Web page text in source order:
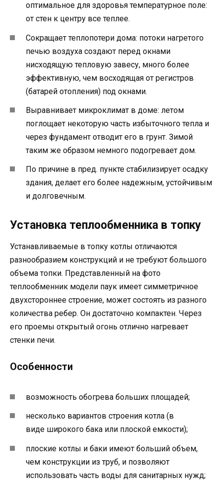
оптимальное для здоровья температурное поле:
от стен к центру все теплее.
Сокращает теплопотери дома: потоки нагретого
печью воздуха создают перед окнами
нисходящую тепловую завесу, много более
эффективную, чем восходящая от регистров
(батарей отопления) под окнами.
Выравнивает микроклимат в доме: летом
поглощает некоторую часть избыточного тепла и
через фундамент отводит его в грунт. Зимой
таким же образом немного подогревает дом.
По причине в пред. пункте стабилизирует осадку
здания, делает его более надежным, устойчивым
и долговечным.
Установка теплообменника в топку
Устанавливаемые в топку котлы отличаются
разнообразием конструкций и не требуют большого
объема топки. Представленный на фото
теплообменник модели паук имеет симметричное
двухстороннее строение, может состоять из разного
количества ребер. Он достаточно компактен. Через
его проемы открытый огонь отлично нагревает
стенки печи.
Особенности
возможность обогрева больших площадей;
несколько вариантов строения котла (в
виде широкого бака или плоской емкости);
плоские котлы и баки имеют больший объем,
чем конструкции из труб, и позволяют
использовать часть воды для санитарных нужд;